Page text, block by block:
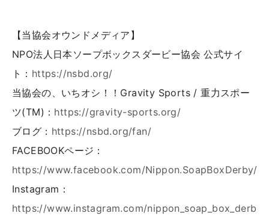
【当協会オウンドメディア】
NPO法人日本ソープボックスダービー協会 公式サイ
ト： https://nsbd.org/
当協会の、いちオシ！！ Gravity Sports / 重力スポー
ツ(TM)： https://gravity-sports.org/
ブログ： https://nsbd.org/fan/
FACEBOOKページ：
https://www.facebook.com/Nippon.SoapBoxDerby/
Instagram：
https://www.instagram.com/nippon_soap_box_derb